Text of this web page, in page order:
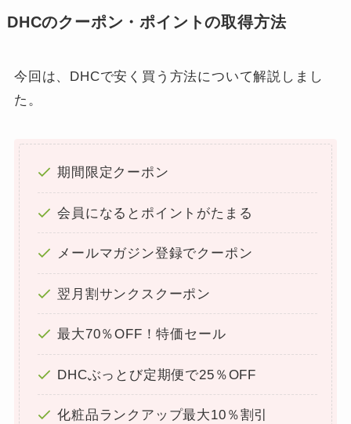
DHCのクーポン・ポイントの取得方法
今回は、DHCで安く買う方法について解説しまし
た。
期間限定クーポン
会員になるとポイントがたまる
メールマガジン登録でクーポン
翌月割サンクスクーポン
最大70％OFF！特価セール
DHCぶっとび定期便で25％OFF
化粧品ランクアップ最大10％割引